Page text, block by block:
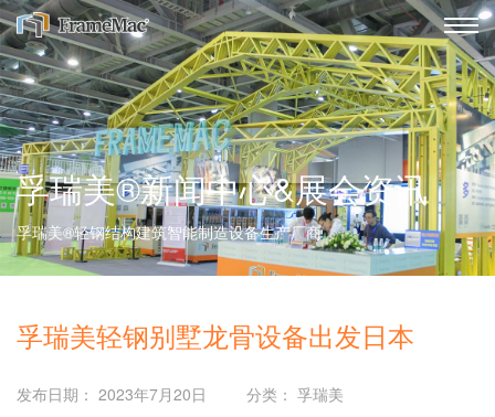
孚瑞美®新闻中心&展会资讯
孚瑞美®轻钢结构建筑智能制造设备生产厂商
孚瑞美轻钢别墅龙骨设备出发日本
发布日期： 2023年7月20日 分类： 孚瑞美